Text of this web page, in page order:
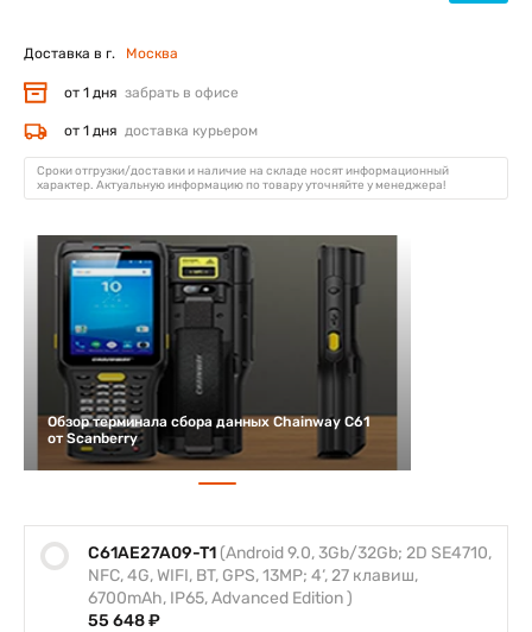
C61AE27A09-T1 (Android 9.0, 3Gb/32Gb; 2D SE4710,
NFC, 4G, WIFI, BT, GPS, 13MP; 4‘, 27 клавиш,
6700mAh, IP65, Advanced Edition )
55 648 ₽
Доставка в г. Москва
от 1 дня забрать в офисе
от 1 дня доставка курьером
Сроки отгрузки/доставки и наличие на складе носят информационный
характер. Актуальную информацию по товару уточняйте у менеджера!
Обзор терминала сбора данных Chainway C61
от Scanberry